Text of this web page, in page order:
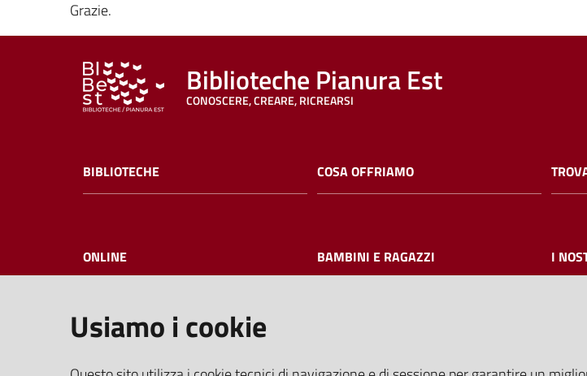
Grazie.
Biblioteche Pianura Est
CONOSCERE, CREARE, RICREARSI
BIBLIOTECHE COSA OFFRIAMO
ONLINE BAMBINI E RAGAZZI I
I NOSTRI EVENTI
Usiamo i cookie